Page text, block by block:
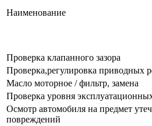
Наименование
Проверка клапанного зазора
Проверка,регулировка приводных
Масло моторное / фильтр, замена
Проверка уровня
Осмотр автомобиля на предмет
повреждений